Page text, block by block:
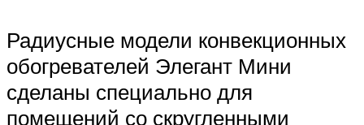
Радиусные модели конвекционных
обогревателей Элегант Мини
сделаны специально для
помещений со скругленными